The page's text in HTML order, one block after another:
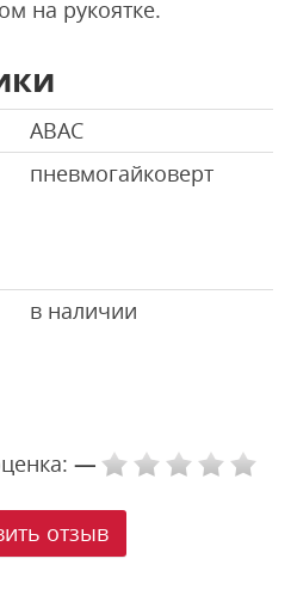
на рукоятке.
ABAC
пневмогайковерт
в наличии
—
отзыв